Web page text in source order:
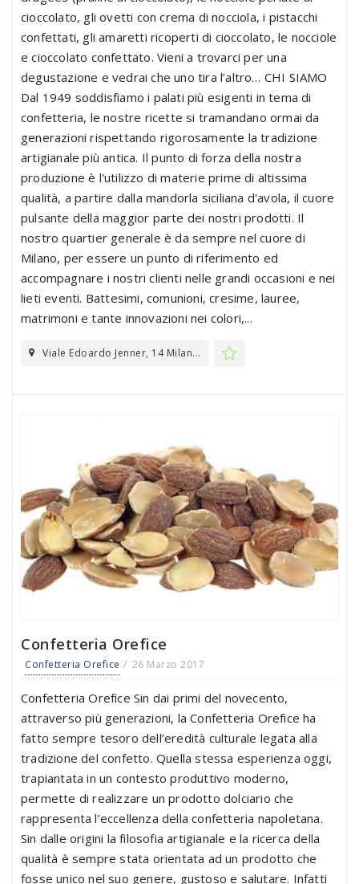
cioccolato, gli ovetti con crema di nocciola, i pistacchi
confettati, gli amaretti ricoperti di cioccolato, le nocciole
e cioccolato confettato. Vieni a trovarci per una
degustazione e vedrai che uno tira l’altro… CHI SIAMO
Dal 1949 soddisfiamo i palati più esigenti in tema di
confetteria, le nostre ricette si tramandano ormai da
generazioni rispettando rigorosamente la tradizione
artigianale più antica. Il punto di forza della nostra
produzione è l'utilizzo di materie prime di altissima
qualità, a partire dalla mandorla siciliana d'avola, il cuore
pulsante della maggior parte dei nostri prodotti. Il
nostro quartier generale è da sempre nel cuore di
Milano, per essere un punto di riferimento ed
accompagnare i nostri clienti nelle grandi occasioni e nei
lieti eventi. Battesimi, comunioni, cresime, lauree,
matrimoni e tante innovazioni nei colori,...
Viale Edoardo Jenner, 14 Milan...
Confetteria Orefice
Confetteria Orefice 26 Marzo 2017
Confetteria Orefice Sin dai primi del novecento,
attraverso più generazioni, la Confetteria Orefice ha
fatto sempre tesoro dell’eredità culturale legata alla
tradizione del confetto. Quella stessa esperienza oggi,
trapiantata in un contesto produttivo moderno,
permette di realizzare un prodotto dolciario che
rappresenta l’eccellenza della confetteria napoletana.
Sin dalle origini la filosofia artigianale e la ricerca della
qualità è sempre stata orientata ad un prodotto che
fosse unico nel suo genere, gustoso e salutare. Infatti